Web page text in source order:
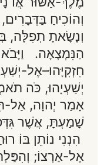
וְהוֹכִיחַ
וְנָשָׂאתָ תְפִלָּה,
הַנִּמְצָאָה.
חִזְקִיָּהוּ–אֶל-
יְשַׁעְיָהוּ, כֹּה
אָמַר יְהוָה, אַל-
שָׁמַעְתָּ, אֲשֶׁר
הִנְנִי נוֹתֵן בּוֹ
אֶל-אַרְצוֹ;